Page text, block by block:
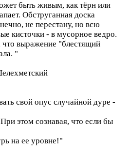
быть живым, как тёрн или
Обструганная доска
не перестану, но всю
кисточки - в мусорное ведро.
выражение "блестящий
"
свой опус случайной дуре -
этом сознавая, что если бы
на ее уровне!"